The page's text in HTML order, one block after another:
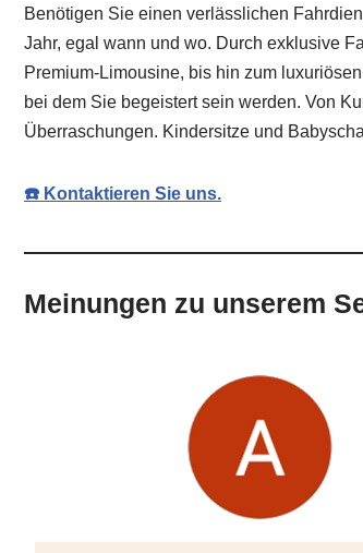
Benötigen Sie einen verlässlichen
Jahr, egal wann und wo. Durch exklusive
Premium-Limousine, bis hin zum
bei dem Sie begeistert sein werden. Von
Überraschungen. Kindersitze und
☎️ Kontaktieren Sie uns.
Meinungen zu unserem